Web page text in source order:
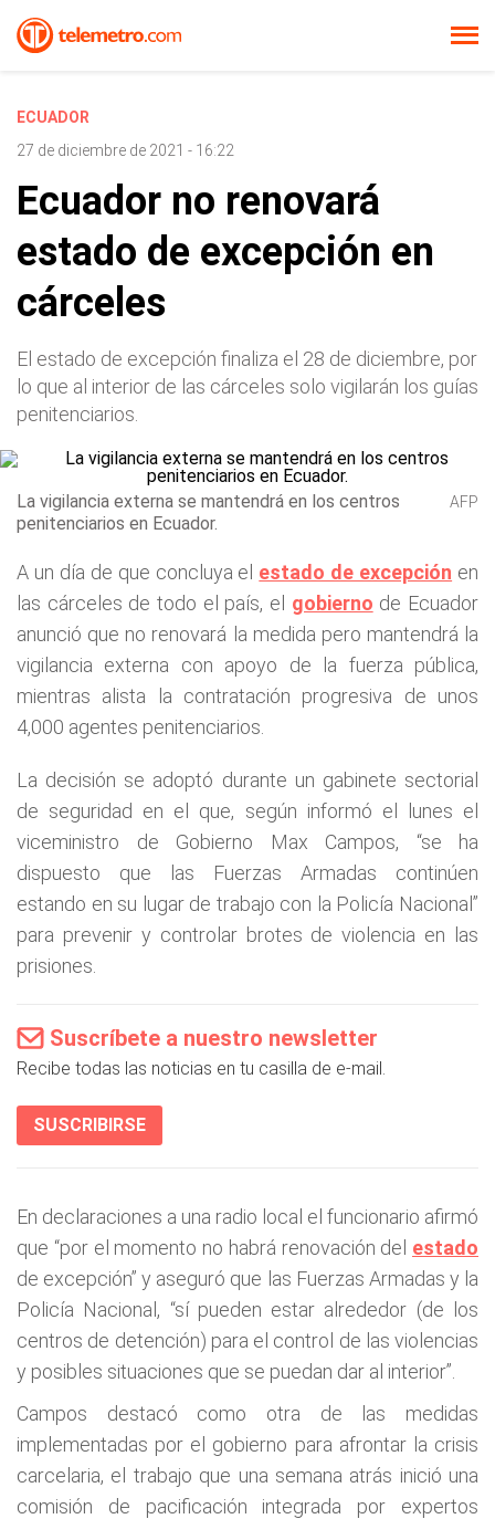
ECUADOR
27 de diciembre de 2021 - 16:22
Ecuador no renovará
estado de excepción en
cárceles
El estado de excepción finaliza el 28 de diciembre, por
lo que al interior de las cárceles solo vigilarán los guías
penitenciarios.
La vigilancia externa se mantendrá en los centros
penitenciarios en Ecuador.
AFP
A un día de que concluya el estado de excepción en
las cárceles de todo el país, el gobierno de Ecuador
anunció que no renovará la medida pero mantendrá la
vigilancia externa con apoyo de la fuerza pública,
mientras alista la contratación progresiva de unos
4,000 agentes penitenciarios.
La decisión se adoptó durante un gabinete sectorial
de seguridad en el que, según informó el lunes el
viceministro de Gobierno Max Campos, “se ha
dispuesto que las Fuerzas Armadas continúen
estando en su lugar de trabajo con la Policía Nacional”
para prevenir y controlar brotes de violencia en las
prisiones.
Suscríbete a nuestro newsletter
Recibe todas las noticias en tu casilla de e-mail.
SUSCRIBIRSE
En declaraciones a una radio local el funcionario afirmó
que “por el momento no habrá renovación del estado
de excepción” y aseguró que las Fuerzas Armadas y la
Policía Nacional, “sí pueden estar alrededor (de los
centros de detención) para el control de las violencias
y posibles situaciones que se puedan dar al interior”.
Campos destacó como otra de las medidas
implementadas por el gobierno para afrontar la crisis
carcelaria, el trabajo que una semana atrás inició una
comisión de pacificación integrada por expertos